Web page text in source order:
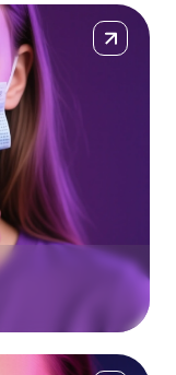
Подробнее